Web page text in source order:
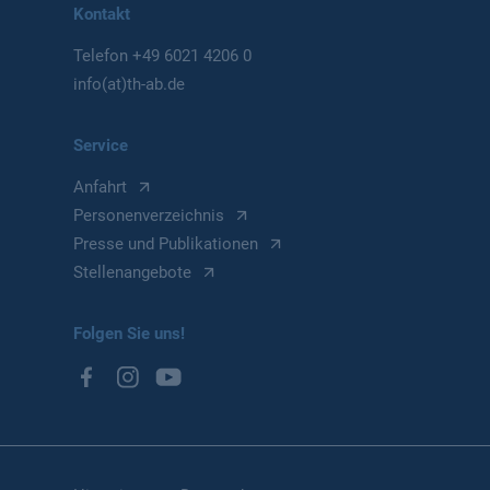
Kontakt
Telefon+49 6021 4206 0
info(at)th-ab.de
Service
Anfahrt
Personenverzeichnis
Presse und Publikationen
Stellenangebote
Folgen Sie uns!